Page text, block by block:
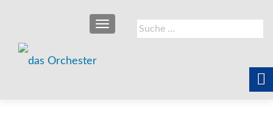
Suche
nach:
SCHALTE NAVIGATION